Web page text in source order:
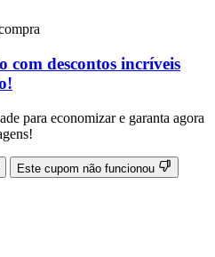
com descontos incríveis
para economizar e garanta agora
Este cupom não funcionou